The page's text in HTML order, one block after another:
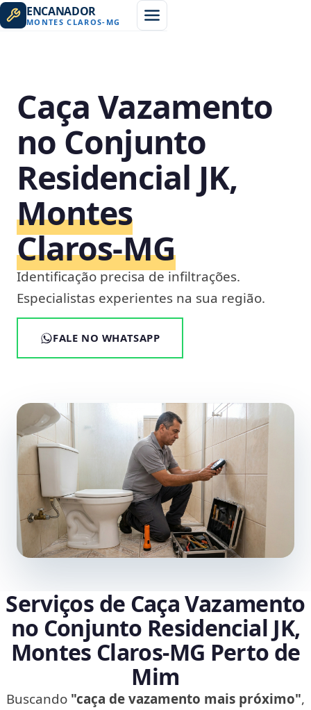
ENCANADOR
MONTES CLAROS- MG
Caça Vazamento
no Conjunto
Residencial JK,
Montes
Claros‑MG
Identificação precisa de infiltrações.
Especialistas experientes na sua região.
FALE NO WHATSAPP
Serviços de Caça Vazamento
no Conjunto Residencial JK,
Montes Claros‑MG Perto de
Mim
Buscando "caça de vazamento mais próximo",